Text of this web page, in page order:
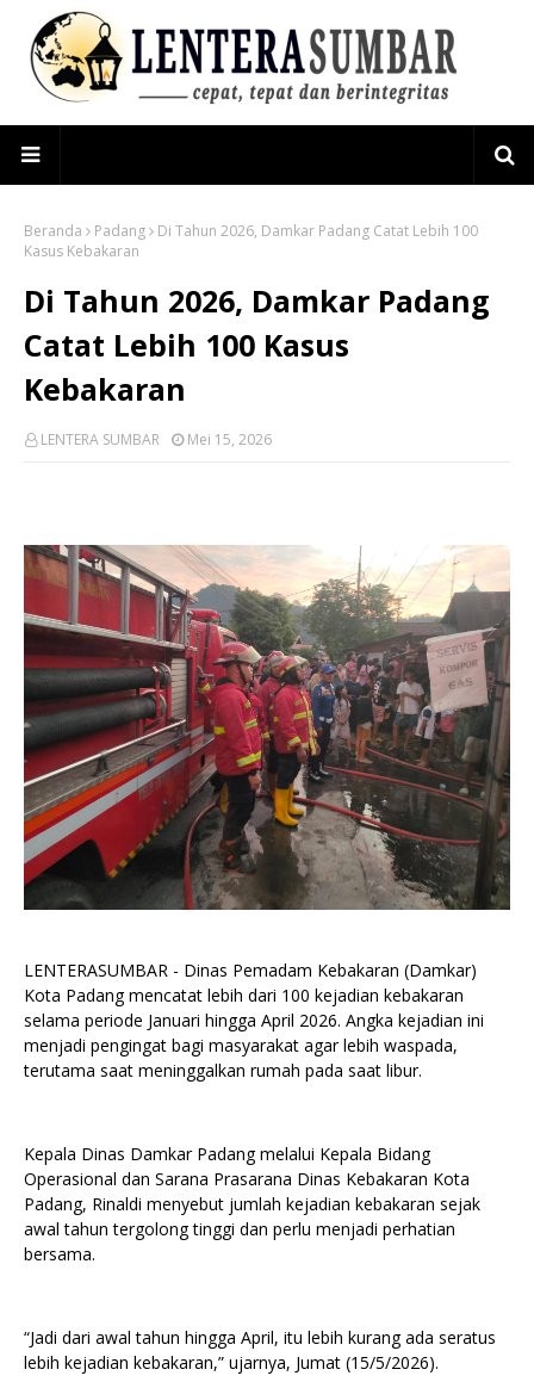
Beranda Padang
Di Tahun 2026, Damkar Padang Catat Lebih 100
Kasus Kebakaran
Di Tahun 2026, Damkar Padang
Catat Lebih 100 Kasus
Kebakaran
LENTERA SUMBAR Mei 15, 2026
LENTERASUMBAR - Dinas Pemadam Kebakaran (Damkar)
Kota Padang mencatat lebih dari 100 kejadian kebakaran
selama periode Januari hingga April 2026. Angka kejadian ini
menjadi pengingat bagi masyarakat agar lebih waspada,
terutama saat meninggalkan rumah pada saat libur.
Kepala Dinas Damkar Padang melalui Kepala Bidang
Operasional dan Sarana Prasarana Dinas Kebakaran Kota
Padang, Rinaldi menyebut jumlah kejadian kebakaran sejak
awal tahun tergolong tinggi dan perlu menjadi perhatian
bersama.
“Jadi dari awal tahun hingga April, itu lebih kurang ada seratus
lebih kejadian kebakaran,” ujarnya, Jumat (15/5/2026).